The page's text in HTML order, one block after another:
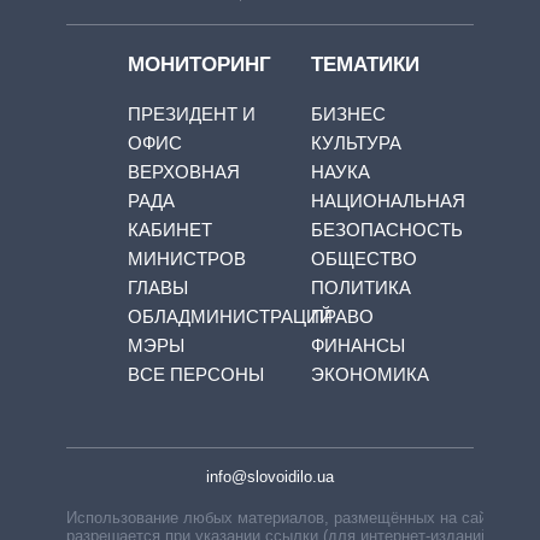
МОНИТОРИНГ
ПРЕЗИДЕНТ И
ОФИС
ВЕРХОВНАЯ
РАДА
КАБИНЕТ
МИНИСТРОВ
ГЛАВЫ
ОБЛАДМИНИСТРАЦИЙ
МЭРЫ
ВСЕ ПЕРСОНЫ
ТЕМАТИКИ
БИЗНЕС
КУЛЬТУРА
НАУКА
НАЦИОНАЛЬНАЯ
БЕЗОПАСНОСТЬ
ОБЩЕСТВО
ПОЛИТИКА
ПРАВО
ФИНАНСЫ
ЭКОНОМИКА
info@slovoidilo.ua
Использование любых материалов, размещённых на сайте,
разрешается при указании ссылки (для интернет-изданий —